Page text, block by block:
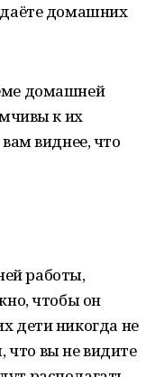
домашних
домашней
к их
виднее, что
работы,
чтобы он
дети никогда не
вы не видите